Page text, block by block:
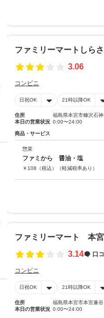
ファミリーマートしら
3.06
コンビニ
日祝OK 21時以降OK
住所
福島県本宮市糠沢石
本日の営業状況 0:00〜24:00
商品・サービス
惣菜
ファミから 醤油・塩
￥ 108 （税込） （軽減税率あり）
ファミリーマート 本
3.14
口
コンビニ
日祝OK 21時以降OK
住所
福島県本宮市本宮兼谷
本日の営業状況 0:00〜24:00